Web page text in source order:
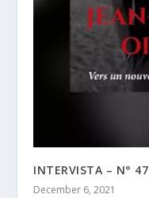
INTERVISTA – N° 47
December 6, 2021